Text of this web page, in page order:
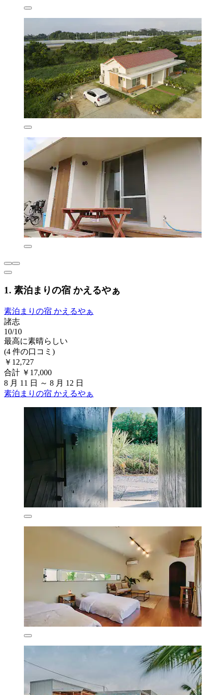
1. 素泊まりの宿 かえるやぁ
素泊まりの宿 かえるやぁ
諸志
10/10
最高に素晴らしい
(4 件の口コミ)
￥12,727
合計 ￥17,000
8 月 11 日 ～ 8 月 12 日
素泊まりの宿 かえるやぁ